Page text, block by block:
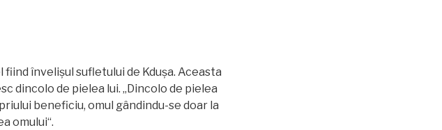
învelişul sufletului de Kdușa. Aceasta
dincolo de pielea lui. „Dincolo de pielea
beneficiu, omul gândindu-se doar la
omului“.